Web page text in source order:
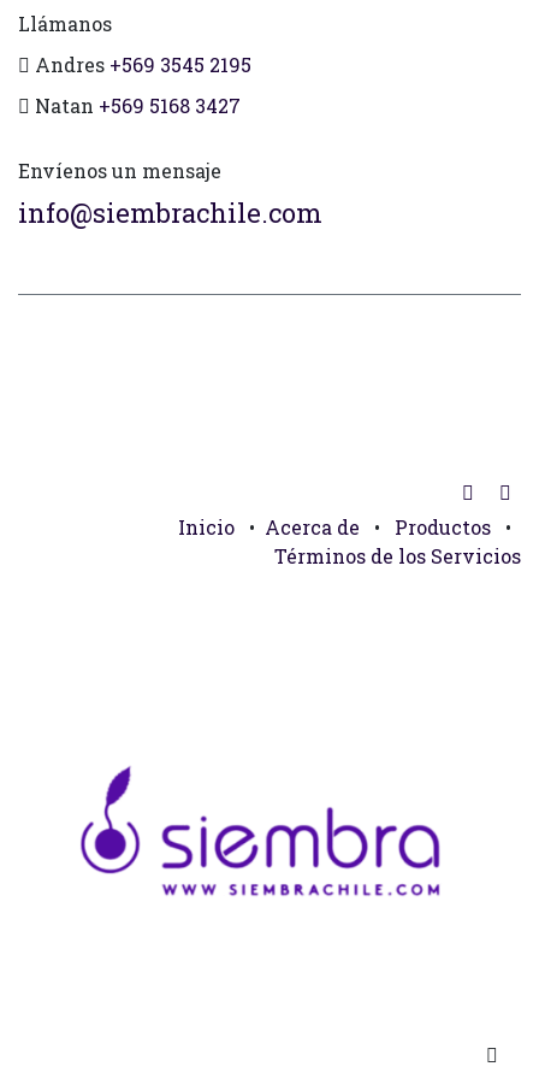
Llámanos
Andres +569 3545 2195
Natan +569 5168 3427
Envíenos un mensaje
info@siembrachile.com
Inicio • Acerca de • Productos
•
Términos de los Servicios